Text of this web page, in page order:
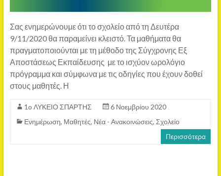
Σας ενημερώνουμε ότι το σχολείο από τη Δευτέρα
9/11/2020 θα παραμείνει κλειστό. Τα μαθήματα θα
πραγματοποιούνται με τη μέθοδο της Σύγχρονης Εξ
Αποστάσεως Εκπαίδευσης με το ισχύον ωρολόγιο
πρόγραμμα και σύμφωνα με τις οδηγίες που έχουν δοθεί
στους μαθητές. Η
1o ΛΥΚΕΙΟ ΣΠΑΡΤΗΣ
6 Νοεμβρίου 2020
Ενημέρωση, Μαθητές, Νέα - Ανακοινώσεις, Σχολείο
Περισσότερα